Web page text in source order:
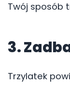
Twój sposób
3.
Trzylatek